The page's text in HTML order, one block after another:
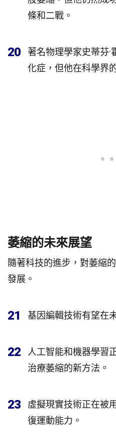
條和二戰。
20
著名物理學家史蒂芬
化症，但他在科學界
萎縮的未來展望
隨著科技的進步，對萎縮
發展。
21 基因編輯技術有望在
22
人工智能和機器學習
治療萎縮的新方法。
23
虛擬現實技術正在被
復運動能力。